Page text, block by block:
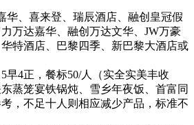
华、喜来登、瑞辰酒店、融创皇冠假
万达嘉华、融创万达文华、JW万豪
特酒店、巴黎四季、新巴黎大酒店或
早4正，餐标50/人（实全实美丰收
蒸笼宴铁锅炖、雪乡年夜饭、首富同
，不足十人则相应减少产品，标准不